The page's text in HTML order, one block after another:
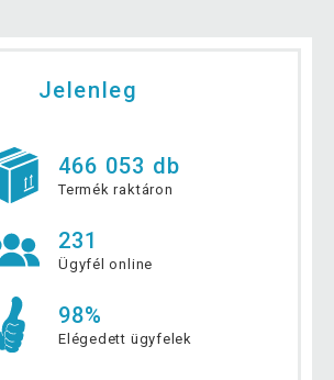
Jelenleg
466 053 db
Termék raktáron
231
Ügyfél online
98%
Elégedett ügyfelek